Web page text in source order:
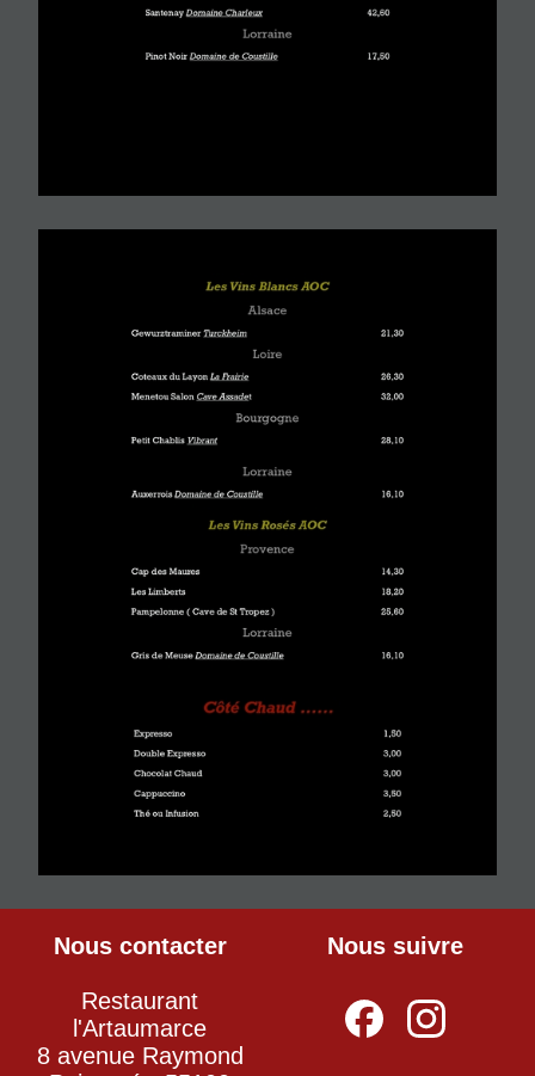
Nous contacter
Restaurant
l'Artaumarce
8 avenue Raymond
Nous suivre